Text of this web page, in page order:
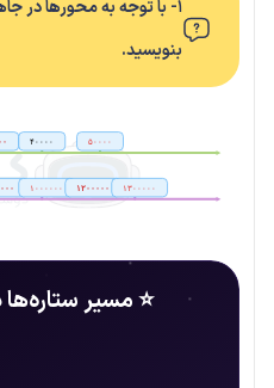
۱- با توجه به محورها در
بنویسید.
۴۰۰۰۰ ۵۰۰۰۰
۱۰۰۰۰۰۰ ۱۲۰۰۰۰۰ ۱۳۰۰۰۰۰
⭐ مسیر